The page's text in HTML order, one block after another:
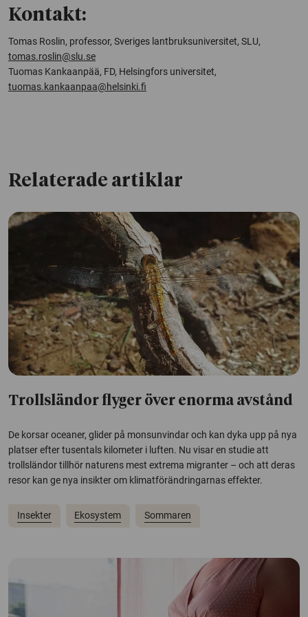
Kontakt:
Tomas Roslin, professor, Sveriges lantbruksuniversitet, SLU,
tomas.roslin@slu.se
Tuomas Kankaanpää, FD, Helsingfors universitet,
tuomas.kankaanpaa@helsinki.fi
Relaterade artiklar
Trollsländor flyger över enorma avstånd
De korsar oceaner, glider på monsunvindar och kan dyka upp på nya
platser efter tusentals kilometer i luften. Nu visar en studie att
trollsländor tillhör naturens mest extrema migranter – och att deras
resor kan ge nya insikter om klimatförändringarnas effekter.
Insekter Ekosystem Sommaren